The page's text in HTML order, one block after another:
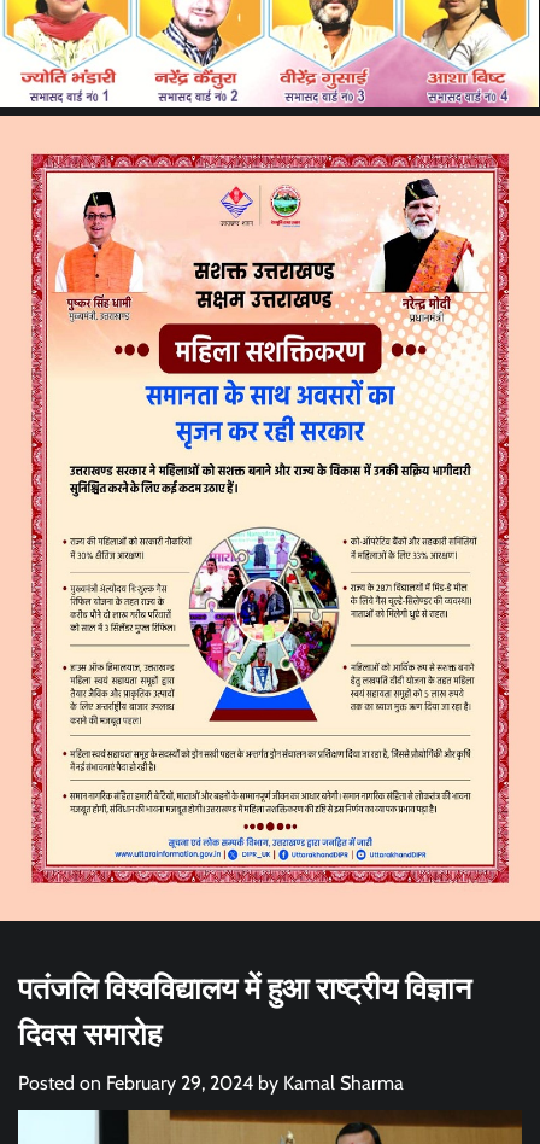
पतंजलि विश्वविद्यालय में हुआ राष्ट्रीय विज्ञान
दिवस समारोह
Posted on February 29, 2024 by Kamal Sharma